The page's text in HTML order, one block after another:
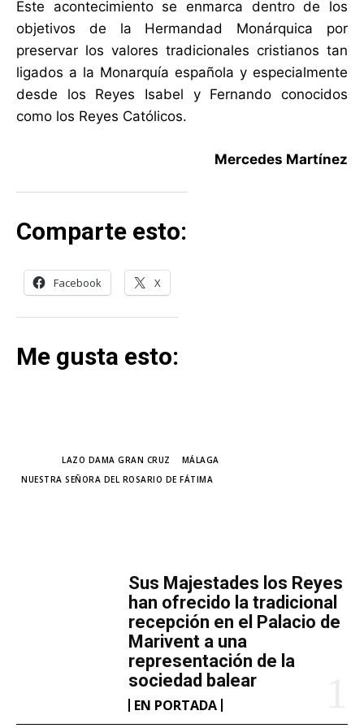
​Sus Majestades los Reyes
han ofrecido la tradicional
recepción en el Palacio de
Marivent​ a una
representación de la
sociedad balear
EN PORTADA
Este acontecimiento se enmarca dentro de los
objetivos de la Hermandad Monárquica por
preservar los valores tradicionales cristianos tan
ligados a la Monarquía española y especialmente
desde los Reyes Isabel y Fernando conocidos
como los Reyes Católicos.
Mercedes Martínez
Comparte esto:
Facebook X
Me gusta esto:
LAZO DAMA GRAN CRUZ
MÁLAGA
NUESTRA SEÑORA DEL ROSARIO DE FÁTIMA